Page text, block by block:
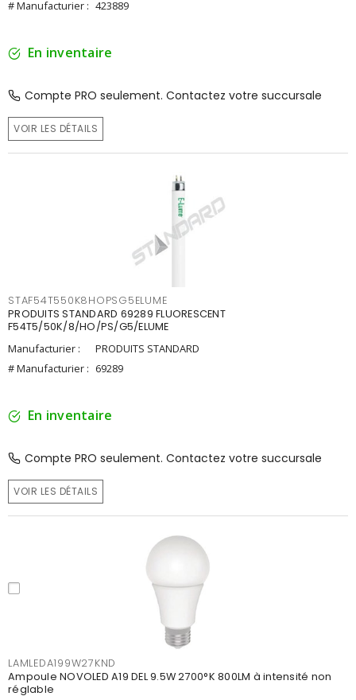
# Manufacturier : 423889
En inventaire
Compte PRO seulement. Contactez votre succursale
VOIR LES DÉTAILS
STAF54T550K8HOPSG5ELUME
PRODUITS STANDARD 69289 FLUORESCENT
F54T5/50K/8/HO/PS/G5/ELUME
Manufacturier :
PRODUITS STANDARD
# Manufacturier : 69289
En inventaire
Compte PRO seulement. Contactez votre succursale
VOIR LES DÉTAILS
LAMLEDA199W27KND
Ampoule NOVOLED A19 DEL 9.5W 2700°K 800LM à intensité non
réglable